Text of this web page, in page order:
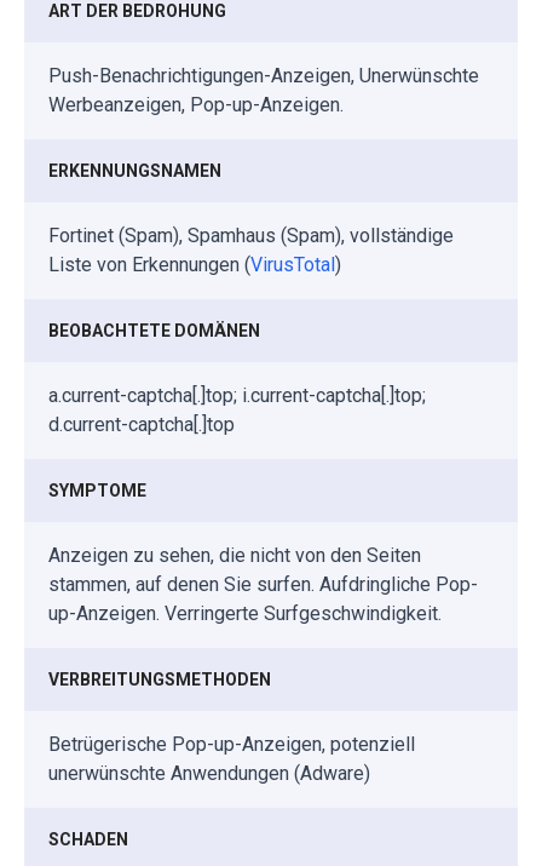
ART DER BEDROHUNG
Push-Benachrichtigungen-Anzeigen, Unerwünschte
Werbeanzeigen, Pop-up-Anzeigen.
ERKENNUNGSNAMEN
Fortinet (Spam), Spamhaus (Spam), vollständige
Liste von Erkennungen (VirusTotal )
BEOBACHTETE DOMÄNEN
a.current-captcha[.]top; i.current-captcha[.]top;
d.current-captcha[.]top
SYMPTOME
Anzeigen zu sehen, die nicht von den Seiten
stammen, auf denen Sie surfen. Aufdringliche Pop-
up-Anzeigen. Verringerte Surfgeschwindigkeit.
VERBREITUNGSMETHODEN
Betrügerische Pop-up-Anzeigen, potenziell
unerwünschte Anwendungen (Adware)
SCHADEN